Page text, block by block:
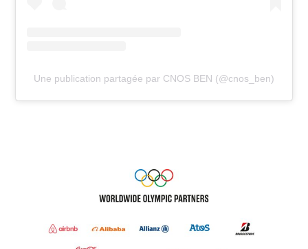
Une publication partagée par CNOS BEN (@cnos_ben)